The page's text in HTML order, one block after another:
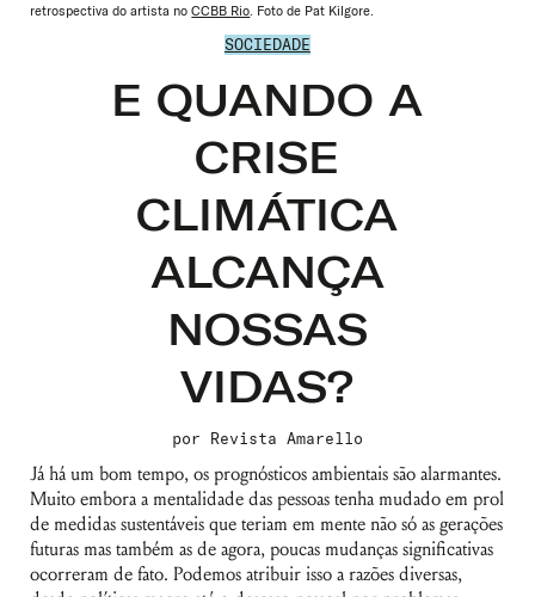
retrospectiva do artista noCCBB Rio . Foto de Pat Kilgore.
SOCIEDADE
E QUANDO A
CRISE
CLIMÁTICA
ALCANÇA
NOSSAS
VIDAS?
por Revista Amarello
Já há um bom tempo, os prognósticos ambientais são alarmantes.
Muito embora a mentalidade das pessoas tenha mudado em prol
de medidas sustentáveis que teriam em mente não só as gerações
futuras mas também as de agora, poucas mudanças significativas
ocorreram de fato. Podemos atribuir isso a razões diversas,